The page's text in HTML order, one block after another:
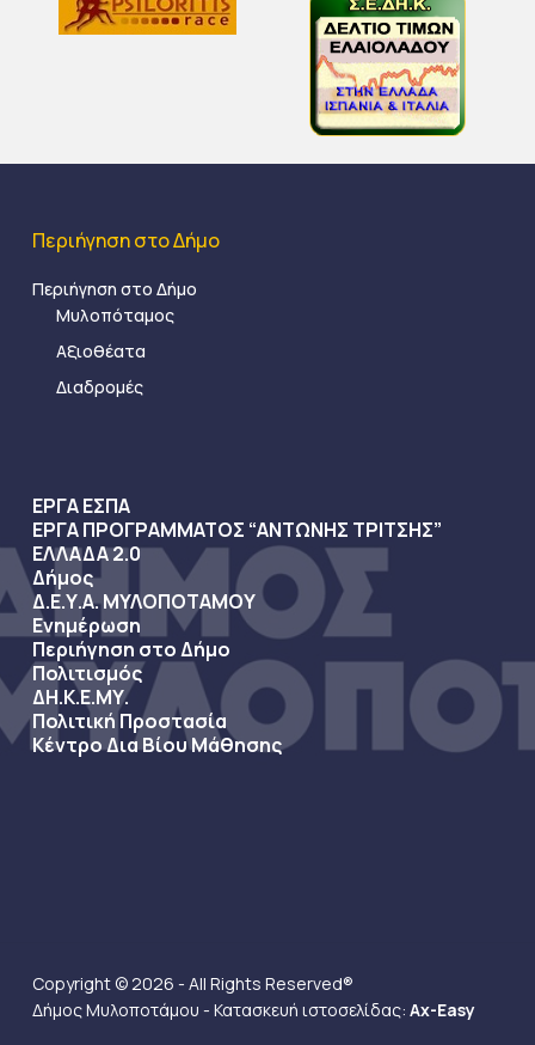
Περιήγηση στο Δήμο
Περιήγηση στο Δήμο
Μυλοπόταμος
Αξιοθέατα
Διαδρομές
ΕΡΓΑ ΕΣΠΑ
ΕΡΓΑ ΠΡΟΓΡΑΜΜΑΤΟΣ “ΑΝΤΩΝΗΣ ΤΡΙΤΣΗΣ”
ΕΛΛΑΔΑ 2.0
Δήμος
Δ.Ε.Υ.Α. ΜΥΛΟΠΟΤΑΜΟΥ
Ενημέρωση
Περιήγηση στο Δήμο
Πολιτισμός
ΔΗ.Κ.Ε.ΜΥ.
Πολιτική Προστασία
Κέντρο Δια Βίου Μάθησης
Copyright © 2026 - All Rights Reserved®
Δήμος Μυλοποτάμου - Κατασκευή ιστοσελίδας: Ax-Easy